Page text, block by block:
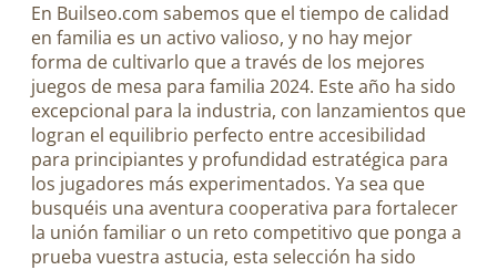
En Builseo.com sabemos que el tiempo de calidad
en familia es un activo valioso, y no hay mejor
forma de cultivarlo que a través de los mejores
juegos de mesa para familia 2024. Este año ha sido
excepcional para la industria, con lanzamientos que
logran el equilibrio perfecto entre accesibilidad
para principiantes y profundidad estratégica para
los jugadores más experimentados. Ya sea que
busquéis una aventura cooperativa para fortalecer
la unión familiar o un reto competitivo que ponga a
prueba vuestra astucia, esta selección ha sido